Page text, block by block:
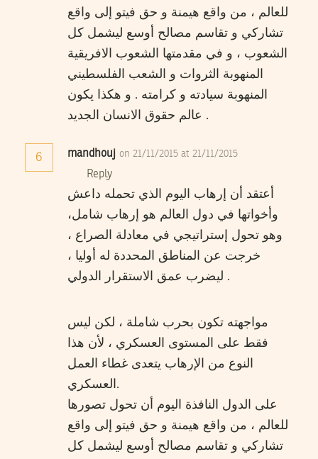
للعالم ، من واقع هيمنة و حق فيتو إلى واقع
تشاركي و تقاسم مصالح أوسع ليشمل كل
الشعوب ، و في مقدمتها الشعوب الافريقية
المنهوبة الثروات و الشعب الفلسطيني
المنهوبة سيادته و كرامته . و هكذا يكون
عالم حقوق الانسان الجديد .
6 mandhouj on 21/11/2015 at 21/11/2015
Reply
أعتقد أن إرهاب اليوم الذي تحمله داعش
وأخواتها في دول العالم هو إرهاب شامل،
وهو تحول إستراتيجي في معادلة الصراع ،
خرجت عن المناطق المحددة له أوليا ،
ليضرب عمق الاستقرار الدولي .
مواجهته تكون بحرب شاملة ، لكن ليس
فقط على المستوى العسكري ، لأن هذا
النوع من الإرهاب يتعدى غطاء العمل
العسكري.
على الدول النافذة اليوم أن تحول تصورها
للعالم ، من واقع هيمنة و حق فيتو إلى واقع
تشاركي و تقاسم مصالح أوسع ليشمل كل